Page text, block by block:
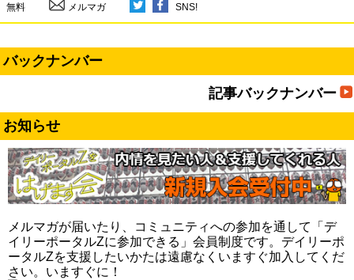
無料 メルマガ SNS!
バックナンバー
記事バックナンバー
お知らせ
メルマガが届いたり、コミュニティへの参加を通して「デ
イリーポータルZに参加できる」会員制度です。デイリーポ
ータルZを支援したいかたは遠慮なくいますぐ加入してくだ
さい。いますぐに！